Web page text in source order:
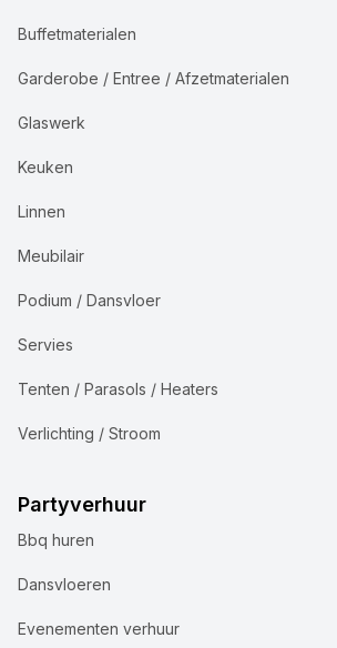
Buffetmaterialen
Garderobe / Entree / Afzetmaterialen
Glaswerk
Keuken
Linnen
Meubilair
Podium / Dansvloer
Servies
Tenten / Parasols / Heaters
Verlichting / Stroom
Partyverhuur
Bbq huren
Dansvloeren
Evenementen verhuur